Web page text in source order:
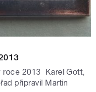
roce 2013 Karel Gott,
připravil Martin